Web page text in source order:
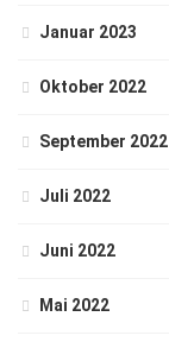
Januar 2023
Oktober 2022
September 2022
Juli 2022
Juni 2022
Mai 2022